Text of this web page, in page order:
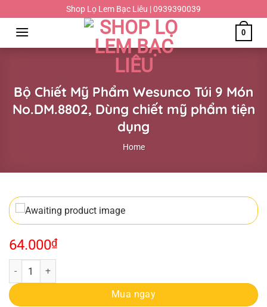
đến
dung
Shop Lọ Lem Bạc Liêu | 0939390039
0
Bộ Chiết Mỹ Phẩm Wesunco Túi 9 Món
No.DM.8802, Dùng chiết mỹ phẩm tiện
dụng
Home
64.000₫
Bộ Chiết Mỹ Phẩm Wesunco Túi 9 Món No.DM.8802, Dùng chiết mỹ
Mua ngay